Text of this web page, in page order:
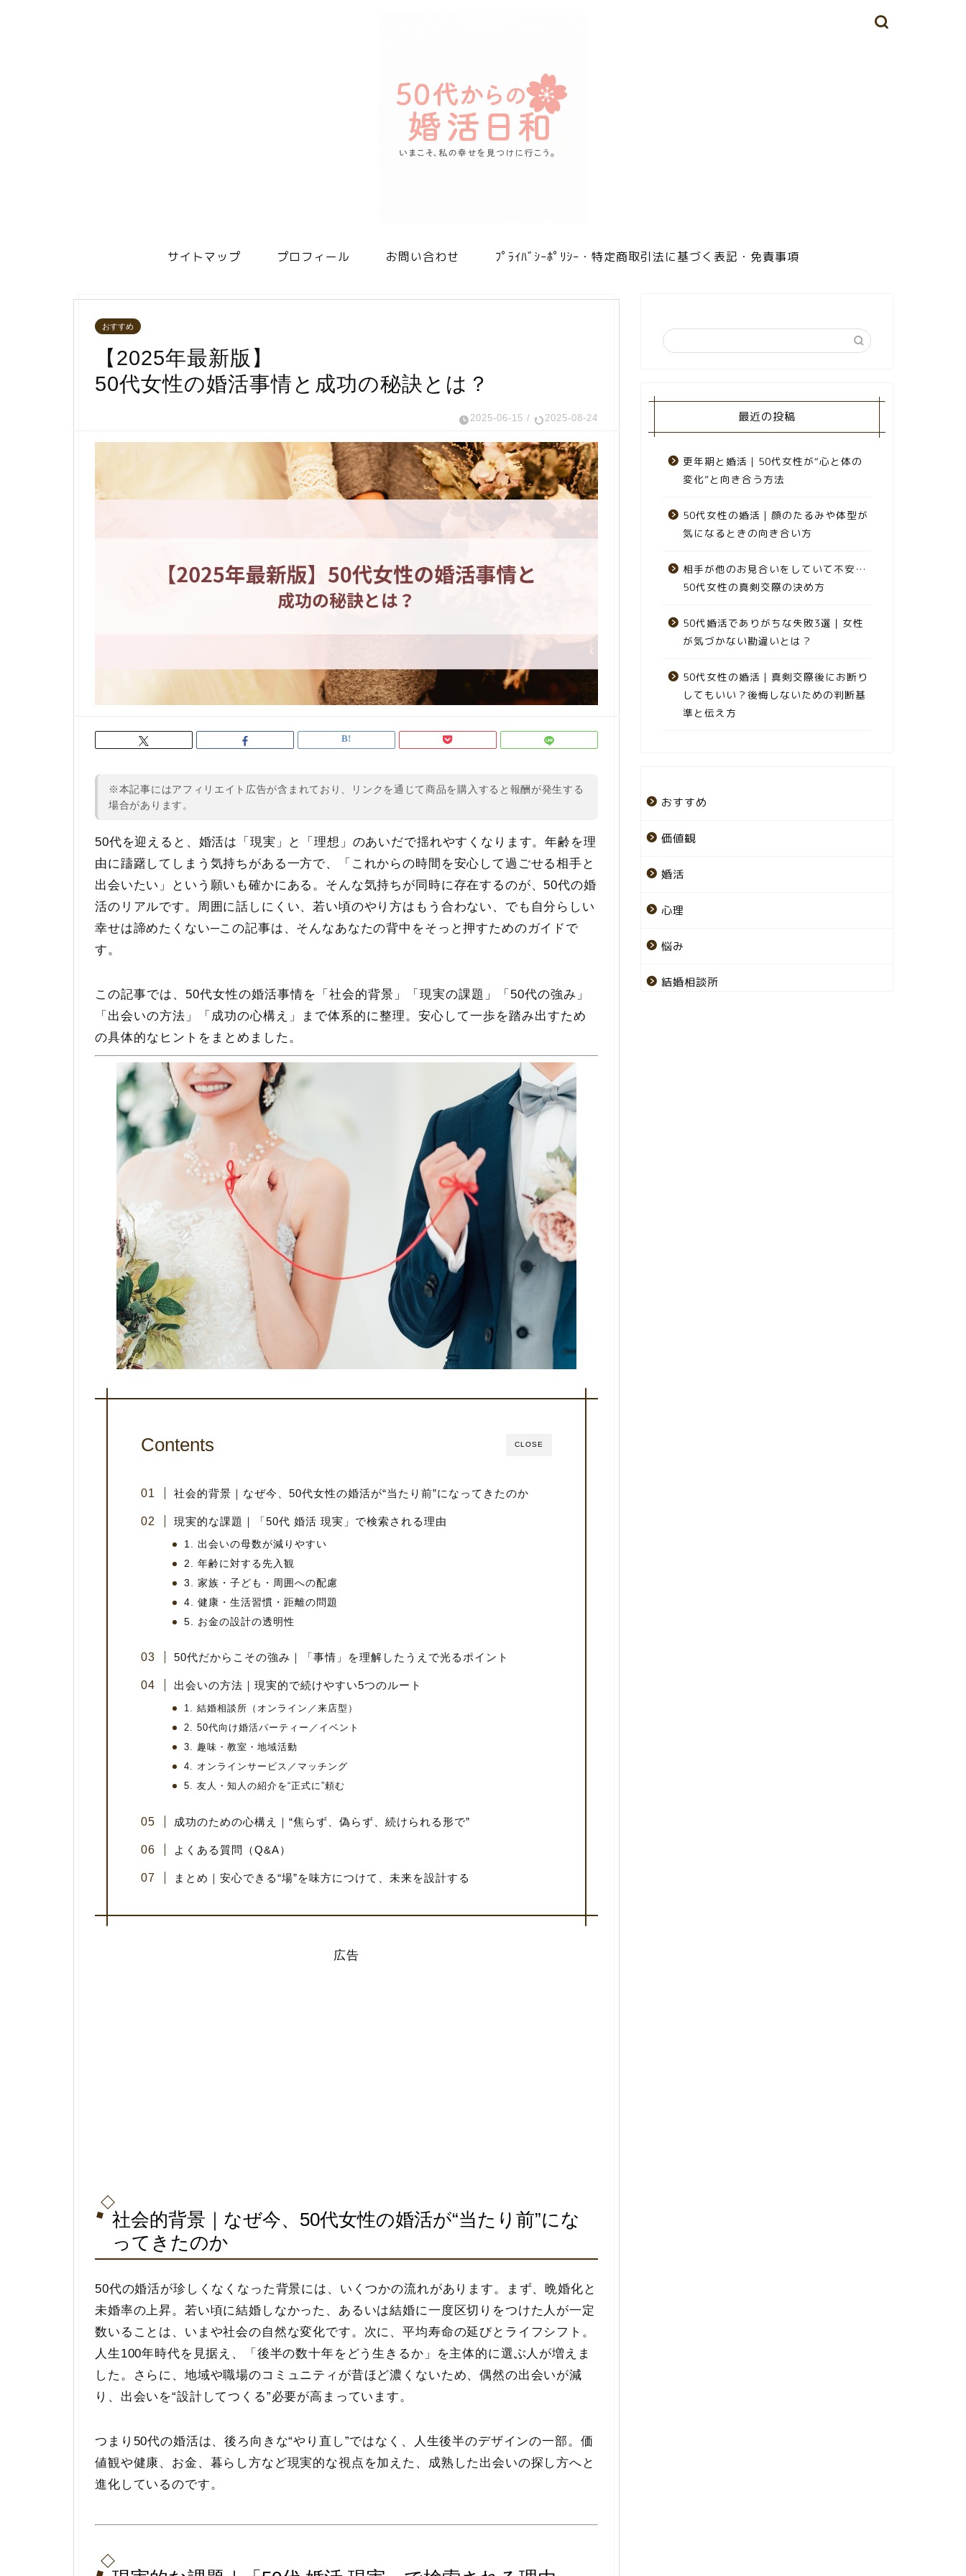
サイトマップ プロフィール お問い合わせ ﾌﾟﾗｲﾊﾞｼｰﾎﾟﾘｼｰ・特定商取引法に基づく表記・免責事項
おすすめ
【2025年最新版】
50代女性の婚活事情と成功の秘訣とは？
2025-06-15 / 2025-08-24
※本記事にはアフィリエイト広告が含まれており、リンクを通じて商品を購入すると報酬が発生する
場合があります。
50代を迎えると、婚活は「現実」と「理想」のあいだで揺れやすくなります。年齢を理
由に躊躇してしまう気持ちがある一方で、「これからの時間を安心して過ごせる相手と
出会いたい」という願いも確かにある。そんな気持ちが同時に存在するのが、50代の婚
活のリアルです。周囲に話しにくい、若い頃のやり方はもう合わない、でも自分らしい
幸せは諦めたくない─この記事は、そんなあなたの背中をそっと押すためのガイドで
す。
この記事では、50代女性の婚活事情を「社会的背景」「現実の課題」「50代の強み」
「出会いの方法」「成功の心構え」まで体系的に整理。安心して一歩を踏み出すため
の具体的なヒントをまとめました。
CLOSE
Contents
社会的背景｜なぜ今、50代女性の婚活が“当たり前”になってきたのか
現実的な課題｜「50代 婚活 現実」で検索される理由
1. 出会いの母数が減りやすい
2. 年齢に対する先入観
3. 家族・子ども・周囲への配慮
4. 健康・生活習慣・距離の問題
5. お金の設計の透明性
50代だからこその強み｜「事情」を理解したうえで光るポイント
出会いの方法｜現実的で続けやすい5つのルート
1. 結婚相談所（オンライン／来店型）
2. 50代向け婚活パーティー／イベント
3. 趣味・教室・地域活動
4. オンラインサービス／マッチング
5. 友人・知人の紹介を“正式に”頼む
成功のための心構え｜“焦らず、偽らず、続けられる形で”
よくある質問（Q&A）
まとめ｜安心できる“場”を味方につけて、未来を設計する
広告
社会的背景｜なぜ今、50代女性の婚活が“当たり前”にな
ってきたのか
50代の婚活が珍しくなくなった背景には、いくつかの流れがあります。まず、晩婚化と
未婚率の上昇。若い頃に結婚しなかった、あるいは結婚に一度区切りをつけた人が一定
数いることは、いまや社会の自然な変化です。次に、平均寿命の延びとライフシフト。
人生100年時代を見据え、「後半の数十年をどう生きるか」を主体的に選ぶ人が増えま
した。さらに、地域や職場のコミュニティが昔ほど濃くないため、偶然の出会いが減
り、出会いを“設計してつくる”必要が高まっています。
つまり50代の婚活は、後ろ向きな“やり直し”ではなく、人生後半のデザインの一部。価
値観や健康、お金、暮らし方など現実的な視点を加えた、成熟した出会いの探し方へと
進化しているのです。
最近の投稿
更年期と婚活｜50代女性が“心と体の
変化”と向き合う方法
50代女性の婚活｜顔のたるみや体型が
気になるときの向き合い方
相手が他のお見合いをしていて不安…
50代女性の真剣交際の決め方
50代婚活でありがちな失敗3選｜女性
が気づかない勘違いとは？
50代女性の婚活｜真剣交際後にお断り
してもいい？後悔しないための判断基
準と伝え方
おすすめ
価値観
婚活
心理
悩み
結婚相談所